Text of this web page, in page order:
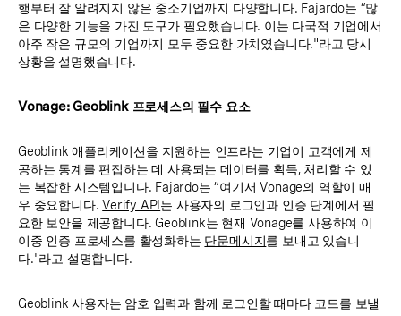
행부터 잘 알려지지 않은 중소기업까지 다양합니다. Fajardo는 “많
은 다양한 기능을 가진 도구가 필요했습니다. 이는 다국적 기업에서
아주 작은 규모의 기업까지 모두 중요한 가치였습니다."라고 당시
상황을 설명했습니다.
Vonage: Geoblink 프로세스의 필수 요소
Geoblink 애플리케이션을 지원하는 인프라는 기업이 고객에게 제
공하는 통계를 편집하는 데 사용되는 데이터를 획득, 처리할 수 있
는 복잡한 시스템입니다. Fajardo는 “여기서 Vonage의 역할이 매
우 중요합니다.Verify API 는 사용자의 로그인과 인증 단계에서 필
요한 보안을 제공합니다. Geoblink는 현재 Vonage를 사용하여 이
이중 인증 프로세스를 활성화하는 단문메시지를 보내고 있습니
다."라고 설명합니다.
Geoblink 사용자는 암호 입력과 함께 로그인할 때마다 코드를 보낼